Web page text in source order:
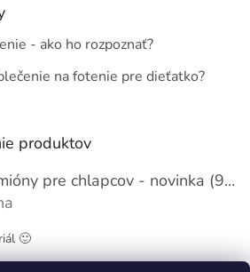
- ako ho rozpoznať?
na fotenie pre dieťatko?
produktov
Tričko kamióny pre chlapcov - novinka (98-134)
je 5 z 5 hviezdičiek.
🙂